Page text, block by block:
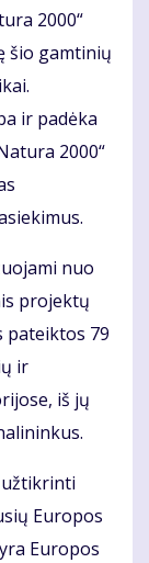
2000“
šio gamtinių
ir padėka
2000“
nuo
projektų
pateiktos 79
ir
iš jų
užtikrinti
Europos
Europos